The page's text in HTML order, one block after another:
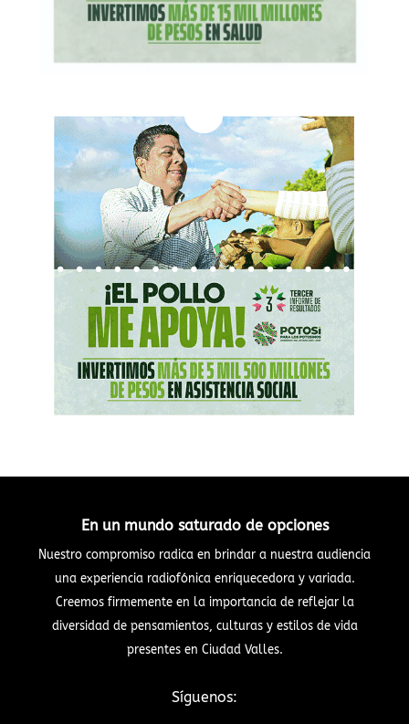
En un mundo saturado de opciones
Nuestro compromiso radica en brindar a nuestra audiencia
una experiencia radiofónica enriquecedora y variada.
Creemos firmemente en la importancia de reflejar la
diversidad de pensamientos, culturas y estilos de vida
presentes en Ciudad Valles.
Síguenos: